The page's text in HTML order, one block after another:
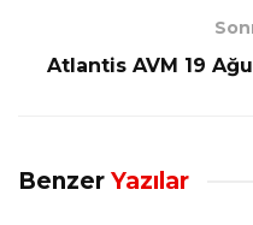
Atlantis AVM 19
Benzer Yazılar